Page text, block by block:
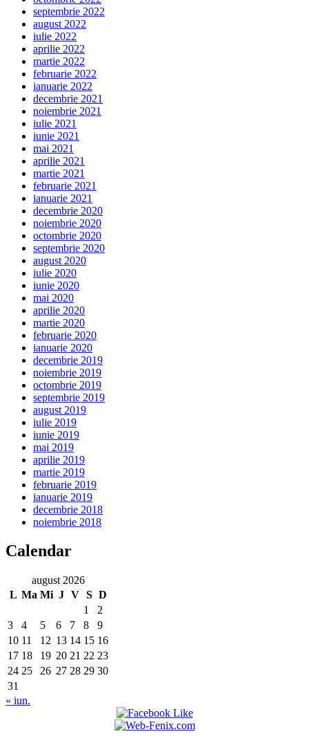
septembrie 2022
august 2022
iulie 2022
aprilie 2022
martie 2022
februarie 2022
ianuarie 2022
decembrie 2021
noiembrie 2021
iulie 2021
iunie 2021
mai 2021
aprilie 2021
martie 2021
februarie 2021
ianuarie 2021
decembrie 2020
noiembrie 2020
octombrie 2020
septembrie 2020
august 2020
iulie 2020
iunie 2020
mai 2020
aprilie 2020
martie 2020
februarie 2020
ianuarie 2020
decembrie 2019
noiembrie 2019
octombrie 2019
septembrie 2019
august 2019
iulie 2019
iunie 2019
mai 2019
aprilie 2019
martie 2019
februarie 2019
ianuarie 2019
decembrie 2018
noiembrie 2018
Calendar
august 2026
L Ma Mi J V S D
1
2
3
4 5 6 7 8
9
10 11 12 13 14 15 16
17 18 19 20 21 22 23
24 25 26 27 28 29 30
31
« iun.